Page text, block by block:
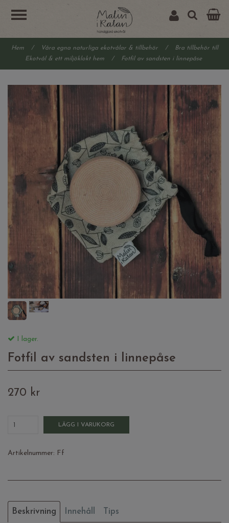
Hem / Våra egna naturliga ekotvålar & tillbehör /
Bra tillbehör till
Ekotvål & ett miljöklokt hem
/ Fotfil av sandsten i linnepåse
I lager.
Fotfil av sandsten i linnepåse
270 kr
LÄGG I VARUKORG
Artikelnummer: Ff
Beskrivning Innehåll Tips